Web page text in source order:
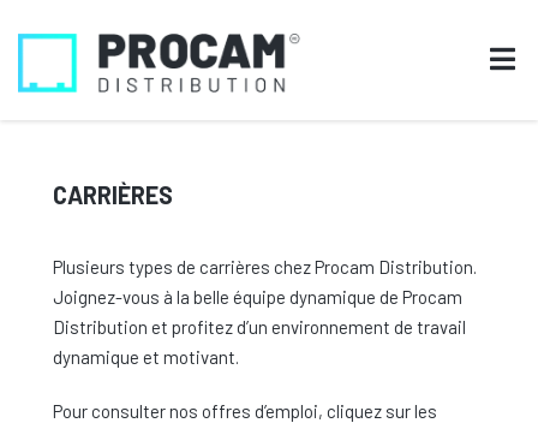
CARRIÈRES
Plusieurs types de carrières chez Procam Distribution.
Joignez-vous à la belle équipe dynamique de Procam
Distribution et profitez d’un environnement de travail
dynamique et motivant.
Pour consulter nos offres d’emploi, cliquez sur les